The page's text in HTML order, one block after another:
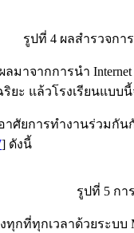
รูปที่ 4 ผลสำรวจกา
จากการนำ Internet
ฉริยะ แล้วโรงเรียน
ารทำงานร่วมกันกับ
] ดังนี้
รูปที่ 5 กา
ทุกที่ทุกเวลาด้วยระบ